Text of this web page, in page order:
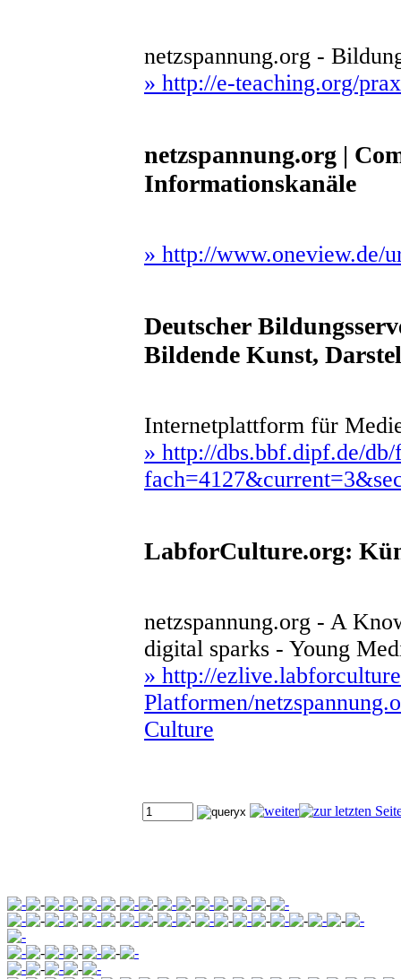
netzspannung.org -
» http://e-teaching.org/
netzspannung.org |
Informationskanäle
» http://www.oneview.de/
Deutscher
Bildende Kunst,
Internetplattform für
» http://dbs.bbf.dipf.de/
LabforCulture.org:
netzspannung.org - A
digital sparks - Young
» http://
Platformen/
Culture